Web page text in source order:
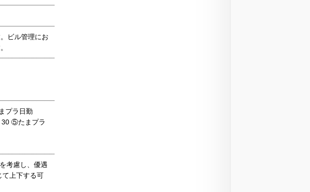
ビル管理にお
プラ日勤
30 ⑤たまプラ
考慮し、優遇
て上下する可